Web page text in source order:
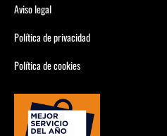
Aviso legal
Política de privacidad
Política de cookies